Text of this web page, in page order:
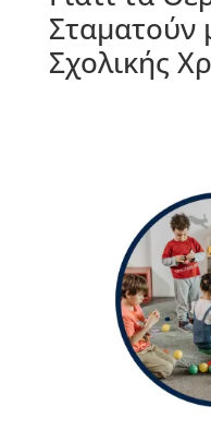
Σταματούν
Σχολικής